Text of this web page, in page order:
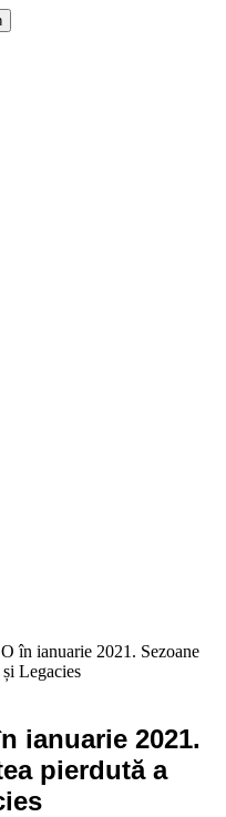
în ianuarie 2021. Sezoane
Legacies
ianuarie 2021.
pierdută a